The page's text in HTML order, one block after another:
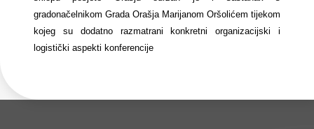
gradonačelnikom Grada Orašja Marijanom Oršolićem tijekom
kojeg su dodatno razmatrani konkretni organizacijski i
logistički aspekti konferencije